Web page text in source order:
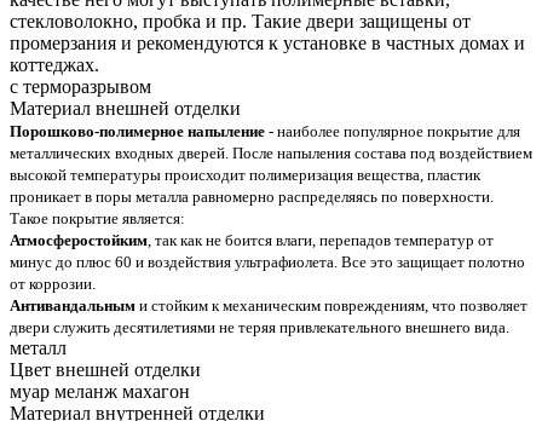
стекловолокно, пробка и пр. Такие двери защищены от
промерзания и рекомендуются к установке в частных домах и
коттеджах.
с терморазрывом
Материал внешней отделки
Порошково-полимерное напыление - наиболее популярное покрытие для
металлических входных дверей. После напыления состава под воздействием
высокой температуры происходит полимеризация вещества, пластик
проникает в поры металла равномерно распределяясь по поверхности.
Такое покрытие является:
Атмосферостойким , так как не боится влаги, перепадов температур от
минус до плюс 60 и воздействия ультрафиолета. Все это защищает полотно
от коррозии.
Антивандальным и стойким к механическим повреждениям, что позволяет
двери служить десятилетиями не теряя привлекательного внешнего вида.
металл
Цвет внешней отделки
муар меланж махагон
Материал внутренней отделки